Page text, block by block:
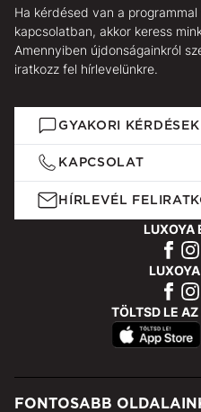
Ha kérdésed van a
kapcsolatban, akkor keress
Amennyiben újdonságainkról
iratkozz fel hírlevelünkre.
GYAKORI KÉRDÉSEK
KAPCSOLAT
HÍRLEVÉL
LUXOYA
TÖLTSD LE
FONTOSABB